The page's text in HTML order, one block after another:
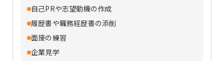
自己PRや志望動機の作成
履歴書や職務経歴書の添削
面接の練習
企業見学